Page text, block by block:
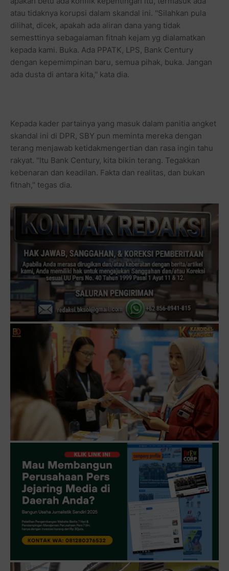
atau tidaknya korupsi dalam skandal ini. ''Silahkan pula
dilihat, dicek, apakah ada aliran dana yang tidak
semesttinya sebagaiaman fitnah kejam yg dialamatkan
kepada kami. Buka. Ada PPATK, LPS, Bank Century
dengan kepemimpinan baru, semua pihak, buka. Jangan
ada dusta di antara kita,'' kata dia.
Kepada kader partainya yang masuk dalam panitia angket
skandal ini di DPR, SBY pun meminta mereka dengan
terang menjawab ketidakmengertian dan rasa ingin tahu
rakyat. ''Itu Bank Century, kita bikin terang. Tegakkan
kebenaran dan keadilan. Fakta dan realitas, dan bukan
fitnah,'' tegas dia.